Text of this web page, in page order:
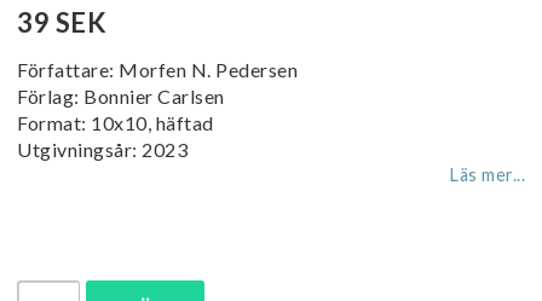
39 SEK
Författare: Morfen N. Pedersen
Förlag: Bonnier Carlsen
Format: 10x10, häftad
Utgivningsår: 2023
Läs mer...